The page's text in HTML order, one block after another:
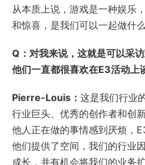
从本质上说，游戏是一种娱乐
和惊喜，是我们可以一起做什么
Q：对我来说，这就是可以采
他们一直都很喜欢在E3活动上
Pierre-Louis： 这是我们行业
行业巨头、优秀的创作者和创
他人正在做的事情感到厌烦，
他们提供了空间，我们的行业
成长，并有机会将我们的业务